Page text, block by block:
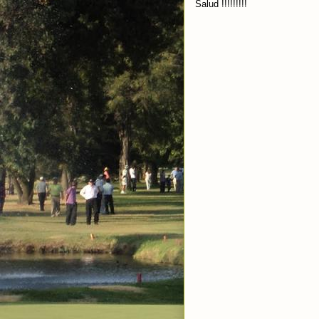
Salud !!!!!!!!!